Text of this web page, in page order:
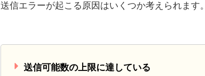
送信エラーが起こる原因はいくつか考えられます。
送信可能数の上限に達している